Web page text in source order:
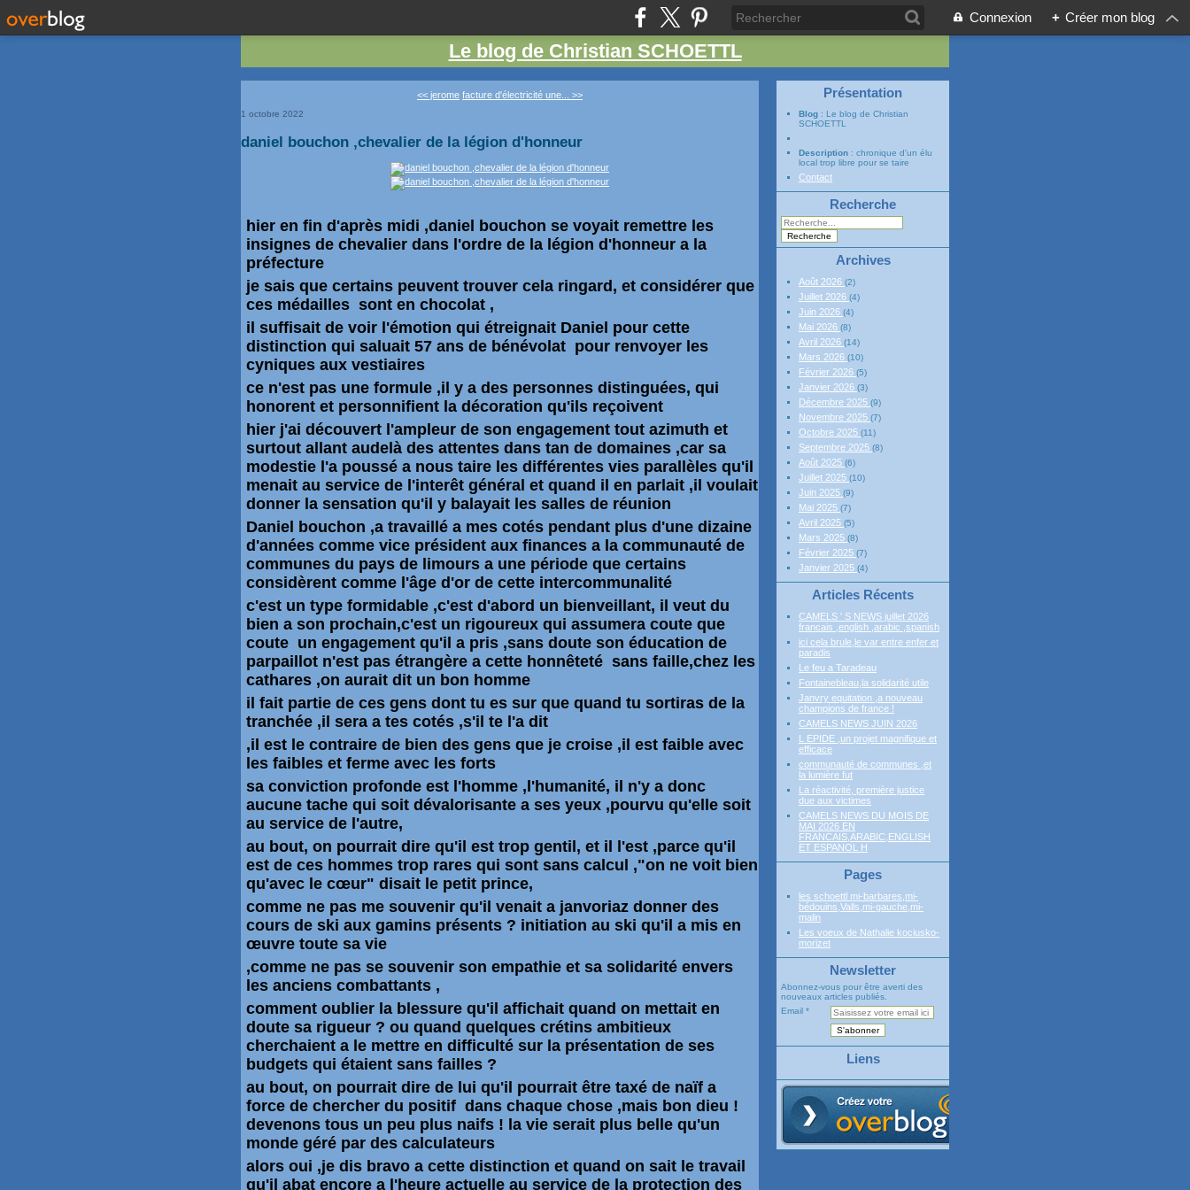
Connexion + Créer mon blog
Le blog de Christian SCHOETTL
<< jerome facture d'électricité une... >>
1 octobre 2022
daniel bouchon ,chevalier de la légion d'honneur
hier en fin d'après midi ,daniel bouchon se voyait remettre les
insignes de chevalier dans l'ordre de la légion d'honneur a la
préfecture
je sais que certains peuvent trouver cela ringard, et considérer que
ces médailles sont en chocolat ,
il suffisait de voir l'émotion qui étreignait Daniel pour cette
distinction qui saluait 57 ans de bénévolat pour renvoyer les
cyniques aux vestiaires
ce n'est pas une formule ,il y a des personnes distinguées, qui
honorent et personnifient la décoration qu'ils reçoivent
hier j'ai découvert l'ampleur de son engagement tout azimuth et
surtout allant audelà des attentes dans tan de domaines ,car sa
modestie l'a poussé a nous taire les différentes vies parallèles qu'il
menait au service de l'interêt général et quand il en parlait ,il voulait
donner la sensation qu'il y balayait les salles de réunion
Daniel bouchon ,a travaillé a mes cotés pendant plus d'une dizaine
d'années comme vice président aux finances a la communauté de
communes du pays de limours a une période que certains
considèrent comme l'âge d'or de cette intercommunalité
c'est un type formidable ,c'est d'abord un bienveillant, il veut du
bien a son prochain,c'est un rigoureux qui assumera coute que
coute un engagement qu'il a pris ,sans doute son éducation de
parpaillot n'est pas étrangère a cette honnêteté sans faille,chez les
cathares ,on aurait dit un bon homme
il fait partie de ces gens dont tu es sur que quand tu sortiras de la
tranchée ,il sera a tes cotés ,s'il te l'a dit
,il est le contraire de bien des gens que je croise ,il est faible avec
les faibles et ferme avec les forts
sa conviction profonde est l'homme ,l'humanité, il n'y a donc
aucune tache qui soit dévalorisante a ses yeux ,pourvu qu'elle soit
au service de l'autre,
au bout, on pourrait dire qu'il est trop gentil, et il l'est ,parce qu'il
est de ces hommes trop rares qui sont sans calcul ,"on ne voit bien
qu'avec le cœur" disait le petit prince,
comme ne pas me souvenir qu'il venait a janvoriaz donner des
cours de ski aux gamins présents ? initiation au ski qu'il a mis en
œuvre toute sa vie
,comme ne pas se souvenir son empathie et sa solidarité envers
les anciens combattants ,
comment oublier la blessure qu'il affichait quand on mettait en
doute sa rigueur ? ou quand quelques crétins ambitieux
cherchaient a le mettre en difficulté sur la présentation de ses
budgets qui étaient sans failles ?
au bout, on pourrait dire de lui qu'il pourrait être taxé de naïf a
force de chercher du positif dans chaque chose ,mais bon dieu !
devenons tous un peu plus naifs ! la vie serait plus belle qu'un
monde géré par des calculateurs
alors oui ,je dis bravo a cette distinction et quand on sait le travail
qu'il abat encore a l'heure actuelle au service de la protection des
Présentation
Blog : Le blog de Christian
SCHOETTL
Description : chronique d'un élu
local trop libre pour se taire
Contact
Recherche
Archives
Août 2026 (2)
Juillet 2026 (4)
Juin 2026 (4)
Mai 2026 (8)
Avril 2026 (14)
Mars 2026 (10)
Février 2026 (5)
Janvier 2026 (3)
Décembre 2025 (9)
Novembre 2025 (7)
Octobre 2025 (11)
Septembre 2025 (8)
Août 2025 (6)
Juillet 2025 (10)
Juin 2025 (9)
Mai 2025 (7)
Avril 2025 (5)
Mars 2025 (8)
Février 2025 (7)
Janvier 2025 (4)
Articles Récents
CAMELS ' S NEWS juillet 2026
francais ,english ,arabic ,spanish
ici cela brule,le var entre enfer et
paradis
Le feu a Taradeau
Fontainebleau,la solidarité utile
Janvry equitation ,a nouveau
champions de france !
CAMELS NEWS JUIN 2026
L EPIDE ,un projet magnifique et
efficace
communauté de communes ,et
la lumière fut
La réactivité, première justice
due aux victimes
CAMELS NEWS DU MOIS DE
MAI 2026 EN
FRANCAIS,ARABIC,ENGLISH
ET ESPANOL H
Pages
les schoettl mi-barbares,mi-
bédouins,Valls,mi-gauche,mi-
malin
Les voeux de Nathalie kociusko-
morizet
Newsletter
Abonnez-vous pour être averti des
nouveaux articles publiés.
Email
Liens